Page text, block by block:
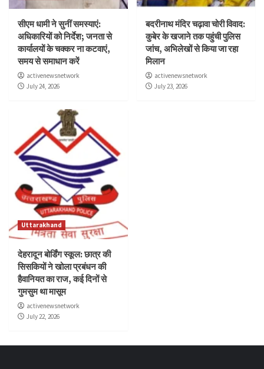
सीएम धामी ने सुनीं समस्याएं:
अधिकारियों को निर्देश; जनता से
कार्यालयों के चक्कर ना कटवाएं,
समय से समाधान करें
activenewsnetwork
July 24, 2026
बदरीनाथ मंदिर चढ़ावा चोरी विवाद:
कुबेर के खजाने तक पहुंची पुलिस
जांच, अभिलेखों से किया जा रहा
मिलान
activenewsnetwork
July 23, 2026
Uttarakhand
देहरादून बोर्डिंग स्कूल: छात्र की
सिसकियों ने खोला प्रबंधन की
हैवानियत का राज, कई दिनों से
गुमसुम था मासूम
activenewsnetwork
July 22, 2026